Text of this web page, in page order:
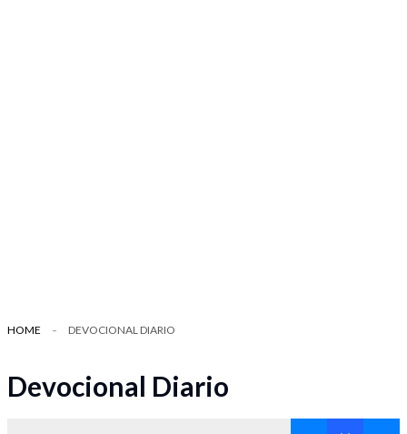
HOME DEVOCIONAL DIARIO
Devocional Diario